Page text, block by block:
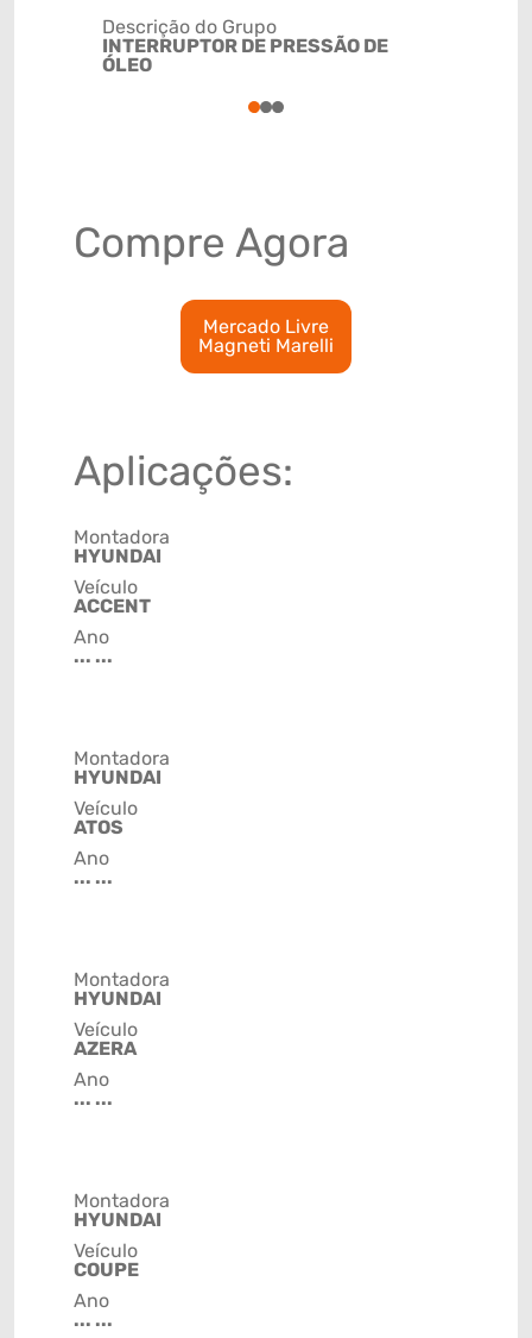
Descrição do Grupo
INTERRUPTOR DE PRESSÃO DE
ÓLEO
123
Compre Agora
Mercado Livre
Magneti Marelli
Aplicações:
Montadora
HYUNDAI
Veículo
ACCENT
Ano
... ...
Montadora
HYUNDAI
Veículo
ATOS
Ano
... ...
Montadora
HYUNDAI
Veículo
AZERA
Ano
... ...
Montadora
HYUNDAI
Veículo
COUPE
Ano
... ...